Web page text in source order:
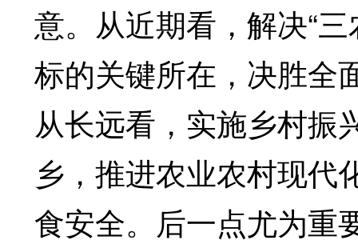
意。从近期看，解决“
标的关键所在，决胜全
从长远看，实施乡村振
乡，推进农业农村现代
食安全。后一点尤为重